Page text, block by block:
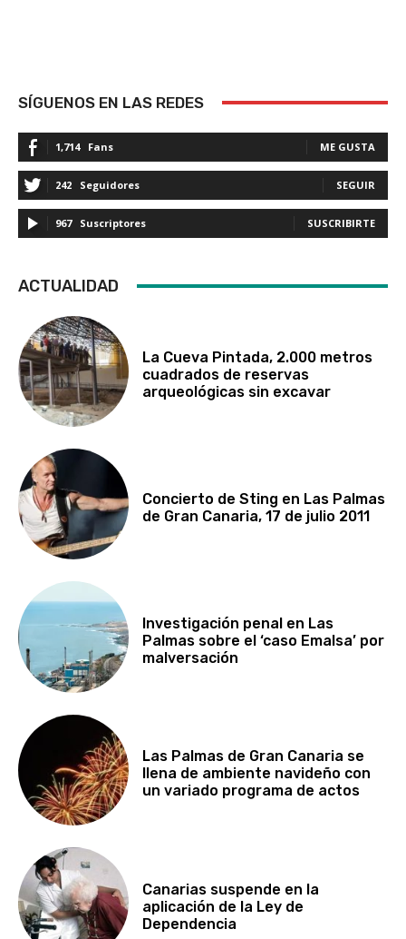
SÍGUENOS EN LAS REDES
1,714 Fans ME GUSTA
242 Seguidores SEGUIR
967 Suscriptores SUSCRIBIRTE
ACTUALIDAD
La Cueva Pintada, 2.000 metros
cuadrados de reservas
arqueológicas sin excavar
Concierto de Sting en Las Palmas
de Gran Canaria, 17 de julio 2011
Investigación penal en Las
Palmas sobre el ‘caso Emalsa’ por
malversación
Las Palmas de Gran Canaria se
llena de ambiente navideño con
un variado programa de actos
Canarias suspende en la
aplicación de la Ley de
Dependencia